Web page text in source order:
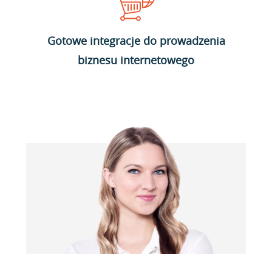
Gotowe integracje do prowadzenia
biznesu internetowego